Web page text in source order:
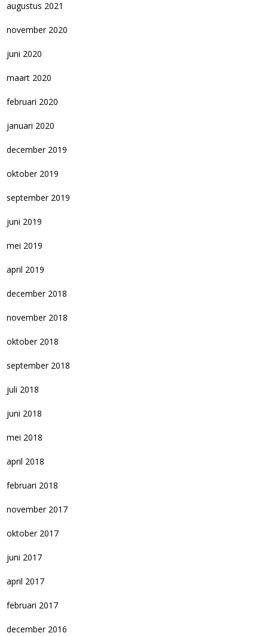
augustus 2021
november 2020
juni 2020
maart 2020
februari 2020
januari 2020
december 2019
oktober 2019
september 2019
juni 2019
mei 2019
april 2019
december 2018
november 2018
oktober 2018
september 2018
juli 2018
juni 2018
mei 2018
april 2018
februari 2018
november 2017
oktober 2017
juni 2017
april 2017
februari 2017
december 2016